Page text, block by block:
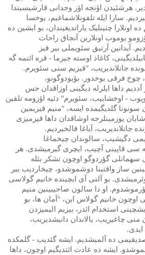
هرشئیدن اؤنجه اؤز وجدانی قارشیسیندا
سارا ایله تلفونلاشماغیم، یوخسا
اونلارا چتینلیک یاراتدیغیندان، بو ایشین ده
یوموب اونلارین آنجاق راحات
آیدانین آرتیق سئویملی بیر قیز
کاغاذ اوسته جیزما - قره ائتمه گه
جانلاندیریب، "قیزیم سنی سئویرم.
چوخ فرقی یوخدور. بؤیودوگونو،
داها ایلرله دیگینی اوزاقدان حس
- اوخشاییب، سئویرم" دئیه اؤزومه تلقین
سونونا گلدیگیمده ایسه، "منیم قیزیمین
یاشایان یوزمینلرجه اوشاقدان داها قیرمیزی
جانلاندیریب، آیاغا قالخیردیم.
دگیشیب، سالوندان چیخماغا
سی قاپینی آچیب، ایچری گیرمیشدی. هر
سهمانلی گؤردوگو اوچون تشکر بئله
ساز واقتینا دوشموشدو، چیخاردیب بیر
وئرمیشدی. بو آلتی آی ایچینده خانیم گولاسی
او دا سالون صاحیبینین منیم
اوچون خانیم گولاس این، "آمان ها، بو
استخدام ائدر، بیزیم الیمیزدن
چاغیریب، یالاندان دانیشدیریب،
ده آلمیشدیم. ایشه گئدیب - گلمکده
ایشه ده عادت ائتدیگیم اوچون، داها